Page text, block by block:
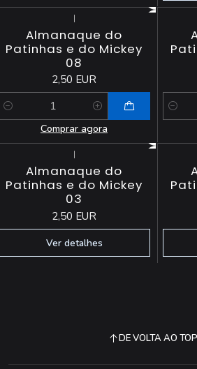
|
Almanaque do
Patinhas e do Mickey
08
2,50 EUR
Comprar agora
|
Almanaque do
Patinhas e do Mickey
03
2,50 EUR
Ver detalhes
DE VOLTA AO